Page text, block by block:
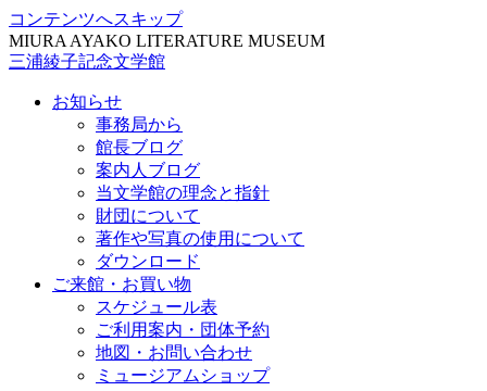
コンテンツへスキップ
MIURA AYAKO LITERATURE MUSEUM
三浦綾子記念文学館
お知らせ
事務局から
館長ブログ
案内人ブログ
当文学館の理念と指針
財団について
著作や写真の使用について
ダウンロード
ご来館・お買い物
スケジュール表
ご利用案内・団体予約
地図・お問い合わせ
ミュージアムショップ